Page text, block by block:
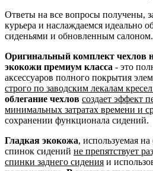
Ответы на все вопросы получены,
курьера и наслаждаемся идеально
сиденьями и обновленным салоном.
Оригинальный комплект чехлов
экокожи премиум класса - это
аксессуаров полного покрытия
строго по заводским лекалам
облегание чехлов создает эффект
минимальных затратах времени и
сохранении функционала сидений.
Гладкая экокожа, используемая
спинок сидений не препятствует
спинки заднего сидения и